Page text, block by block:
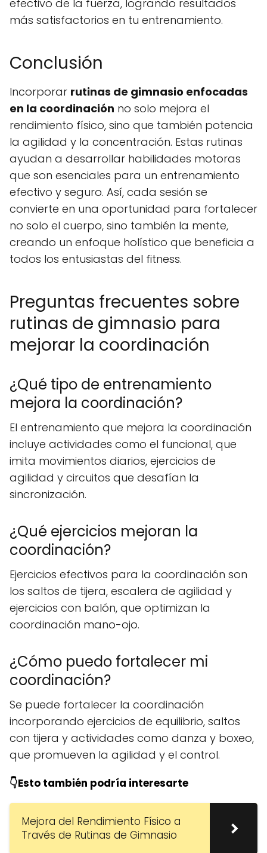
efectivo de la fuerza, logrando resultados
más satisfactorios en tu entrenamiento.
Conclusión
Incorporar rutinas de gimnasio enfocadas
en la coordinación no solo mejora el
rendimiento físico, sino que también potencia
la agilidad y la concentración. Estas rutinas
ayudan a desarrollar habilidades motoras
que son esenciales para un entrenamiento
efectivo y seguro. Así, cada sesión se
convierte en una oportunidad para fortalecer
no solo el cuerpo, sino también la mente,
creando un enfoque holístico que beneficia a
todos los entusiastas del fitness.
Preguntas frecuentes sobre
rutinas de gimnasio para
mejorar la coordinación
¿Qué tipo de entrenamiento
mejora la coordinación?
El entrenamiento que mejora la coordinación
incluye actividades como el funcional, que
imita movimientos diarios, ejercicios de
agilidad y circuitos que desafían la
sincronización.
¿Qué ejercicios mejoran la
coordinación?
Ejercicios efectivos para la coordinación son
los saltos de tijera, escalera de agilidad y
ejercicios con balón, que optimizan la
coordinación mano-ojo.
¿Cómo puedo fortalecer mi
coordinación?
Se puede fortalecer la coordinación
incorporando ejercicios de equilibrio, saltos
con tijera y actividades como danza y boxeo,
que promueven la agilidad y el control.
👇Esto también podría interesarte
Mejora del Rendimiento Físico a
Través de Rutinas de Gimnasio